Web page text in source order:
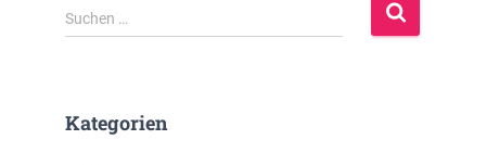
S
u
n
Suchen …
Kategorien